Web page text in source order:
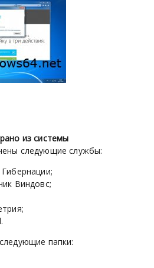
из системы
следующие службы:
Виндовс;
папки: